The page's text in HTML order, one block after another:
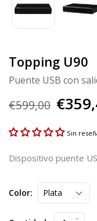
Topping U90
Puente USB con
€599,00
Sin
Dispositivo puente
Color: